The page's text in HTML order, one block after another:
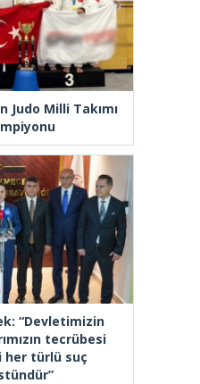
Judo Milli Takımı
“Devletimizin
tecrübesi
her türlü suç